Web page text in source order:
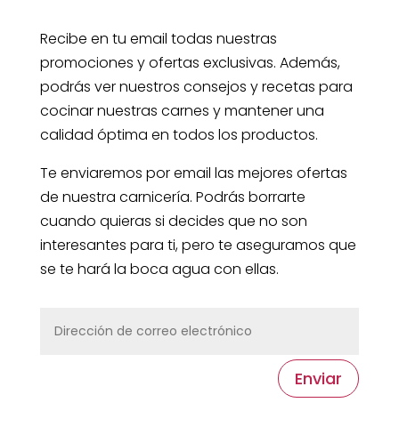
Recibe en tu email todas nuestras
promociones y ofertas exclusivas. Además,
podrás ver nuestros consejos y recetas para
cocinar nuestras carnes y mantener una
calidad óptima en todos los productos.
Te enviaremos por email las mejores ofertas
de nuestra carnicería. Podrás borrarte
cuando quieras si decides que no son
interesantes para ti, pero te aseguramos que
se te hará la boca agua con ellas.
Enviar